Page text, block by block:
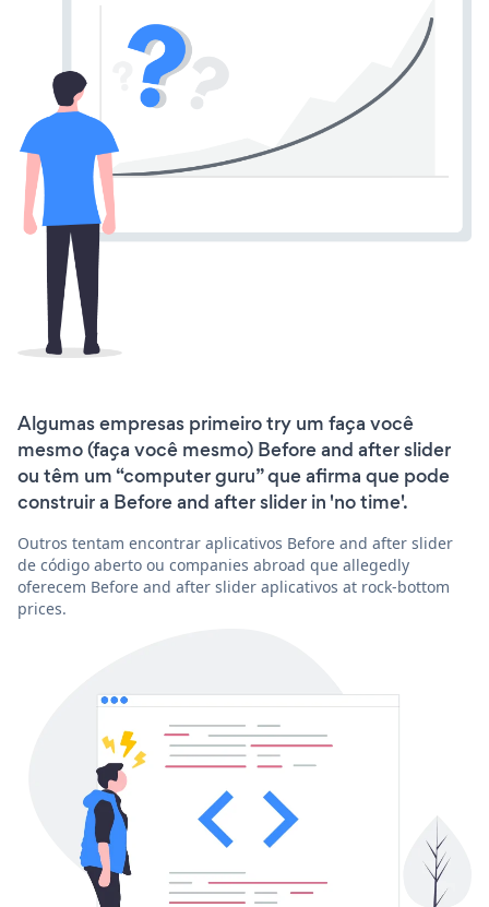
Algumas empresas primeiro try um faça você
mesmo (faça você mesmo) Before and after slider
ou têm um “computer guru” que afirma que pode
construir a Before and after slider in 'no time'.
Outros tentam encontrar aplicativos Before and after slider
de código aberto ou companies abroad que allegedly
oferecem Before and after slider aplicativos at rock-bottom
prices.